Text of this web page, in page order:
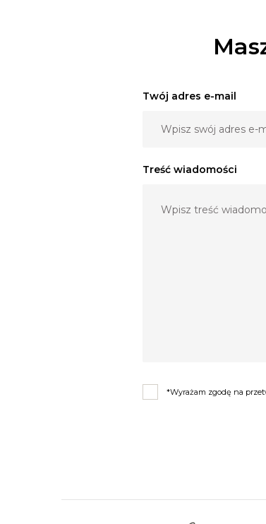
Tło fotograficzne lub kotary 360 do
Personalizacja tła - własny nadruk 350zł
Twój adres e-mail
Treść wiadomości
*Wyrażam zgodę na